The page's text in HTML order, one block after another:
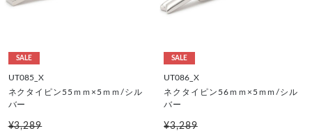
SALE
UT085_X
ネクタイピン55ｍｍ×5ｍｍ/シル
バー
¥3,289
SALE
UT086_X
ネクタイピン56ｍｍ×5ｍｍ/シル
バー
¥3,289